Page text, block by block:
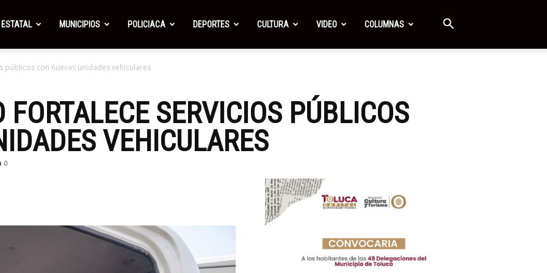
ESTATAL MUNICIPIOS POLICIACA DEPORTES CULTURA VIDEO COLUMNAS
públicos con nuevas unidades vehiculares
SERVICIOS PÚBLICOS
VEHICULARES
0